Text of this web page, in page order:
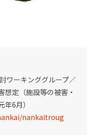
ワーキンググループ／
想定（施設等の被害・
6月）
nankaitroug